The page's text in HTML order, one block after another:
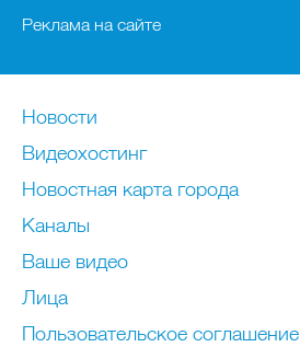
Реклама на сайте
Новости
Видеохостинг
Новостная карта города
Каналы
Ваше видео
Лица
Пользовательское соглашение